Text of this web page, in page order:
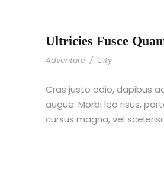
Ultricies Fusce
Adventure / City
Cras justo odio, dapibus
augue. Morbi leo risus,
cursus magna, vel